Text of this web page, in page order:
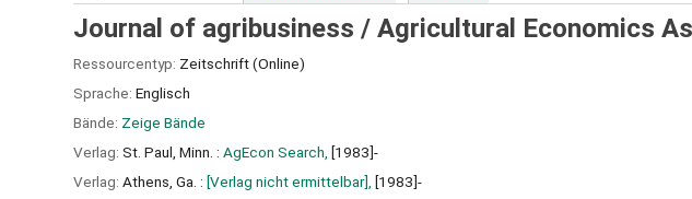
Journal of agribusiness / Agricultural Economics
Ressourcentyp: Zeitschrift (Online)
Sprache: Englisch
Bände: Zeige Bände
Verlag: St. Paul, Minn. : AgEcon Search, [1983]-
Verlag: Athens, Ga. : [Verlag nicht ermittelbar], [1983]-